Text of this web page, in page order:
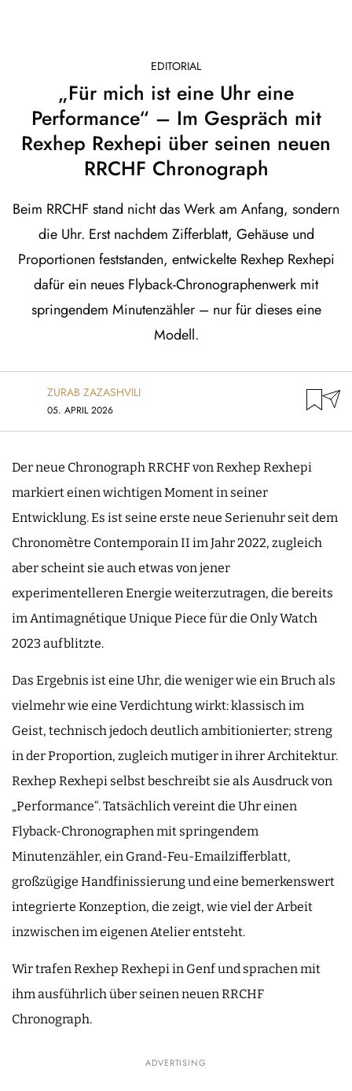
EDITORIAL
„Für mich ist eine Uhr eine
Performance“ – Im Gespräch mit
Rexhep Rexhepi über seinen neuen
RRCHF Chronograph
Beim RRCHF stand nicht das Werk am Anfang, sondern
die Uhr. Erst nachdem Zifferblatt, Gehäuse und
Proportionen feststanden, entwickelte Rexhep Rexhepi
dafür ein neues Flyback-Chronographenwerk mit
springendem Minutenzähler – nur für dieses eine
Modell.
ZURAB ZAZASHVILI
05. APRIL 2026
Der neue Chronograph RRCHF von Rexhep Rexhepi
markiert einen wichtigen Moment in seiner
Entwicklung. Es ist seine erste neue Serienuhr seit dem
Chronomètre Contemporain II im Jahr 2022, zugleich
aber scheint sie auch etwas von jener
experimentelleren Energie weiterzutragen, die bereits
im Antimagnétique Unique Piece für die Only Watch
2023 aufblitzte.
Das Ergebnis ist eine Uhr, die weniger wie ein Bruch als
vielmehr wie eine Verdichtung wirkt: klassisch im
Geist, technisch jedoch deutlich ambitionierter; streng
in der Proportion, zugleich mutiger in ihrer Architektur.
Rexhep Rexhepi selbst beschreibt sie als Ausdruck von
„Performance“. Tatsächlich vereint die Uhr einen
Flyback-Chronographen mit springendem
Minutenzähler, ein Grand-Feu-Emailzifferblatt,
großzügige Handfinissierung und eine bemerkenswert
integrierte Konzeption, die zeigt, wie viel der Arbeit
inzwischen im eigenen Atelier entsteht.
Wir trafen Rexhep Rexhepi in Genf und sprachen mit
ihm ausführlich über seinen neuen RRCHF
Chronograph.
ADVERTISING